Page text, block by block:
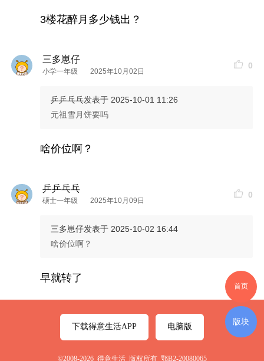
3楼花醉月多少钱出？
三多崽仔
小学一年级 2025年10月02日
0
乒乒乓乓发表于 2025-10-01 11:26
元祖雪月饼要吗
啥价位啊？
乒乒乓乓
硕士一年级 2025年10月09日
0
三多崽仔发表于 2025-10-02 16:44
啥价位啊？
早就转了
首页
版块
下载得意生活APP 电脑版
©2008-2026 得意生活 版权所有 鄂B2-20080065